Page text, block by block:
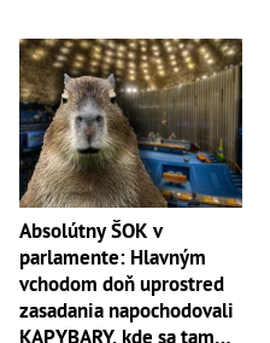
Absolútny ŠOK v
parlamente: Hlavným
vchodom doň uprostred
zasadania napochodovali
KAPYBARY, kde sa tam